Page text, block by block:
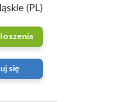
(PL)
się